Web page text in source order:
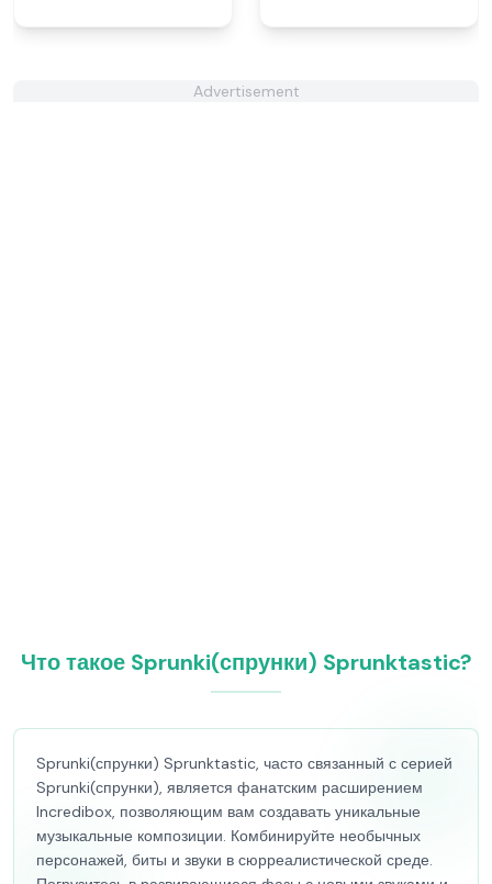
Advertisement
Что такое Sprunki(спрунки) Sprunktastic?
Sprunki(спрунки) Sprunktastic, часто связанный с серией
Sprunki(спрунки), является фанатским расширением
Incredibox, позволяющим вам создавать уникальные
музыкальные композиции. Комбинируйте необычных
персонажей, биты и звуки в сюрреалистической среде.